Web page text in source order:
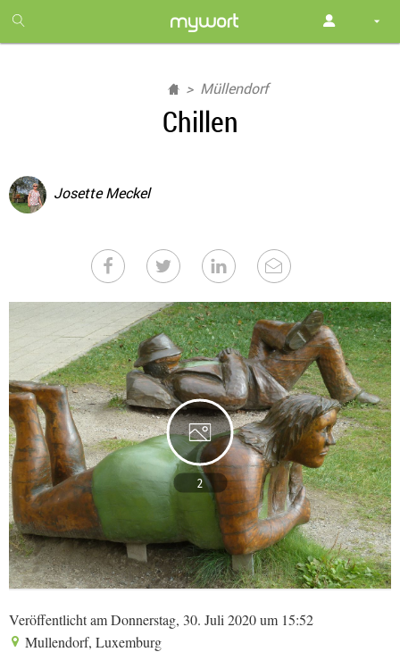
month
free
Müllendorf
Chillen
Josette Meckel
2
Veröffentlicht am Donnerstag, 30. Juli 2020 um 15:52
Mullendorf, Luxemburg